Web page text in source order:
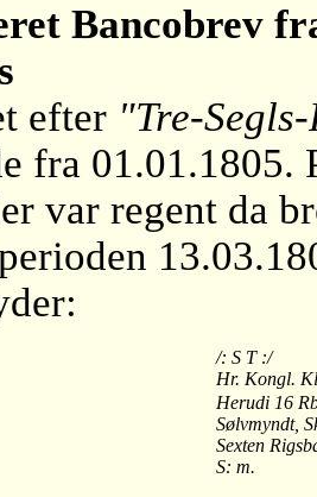
Bancobrev
efter "Tre-
fra 01.01.1805.
var regent da
/: S T :/
Hr. Kongl.
Herudi 16
Sølvmyndt,
Sexten
S: m.